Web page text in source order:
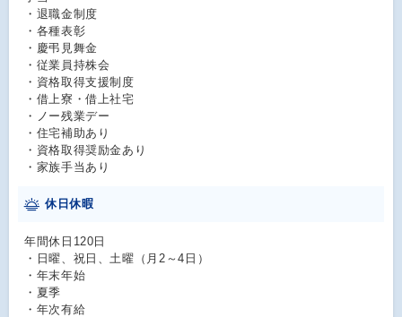
・退職金制度
・各種表彰
・慶弔見舞金
・従業員持株会
・資格取得支援制度
・借上寮・借上社宅
・ノー残業デー
・住宅補助あり
・資格取得奨励金あり
・家族手当あり
休日休暇
年間休日120日
・日曜、祝日、土曜（月2～4日）
・年末年始
・夏季
・年次有給